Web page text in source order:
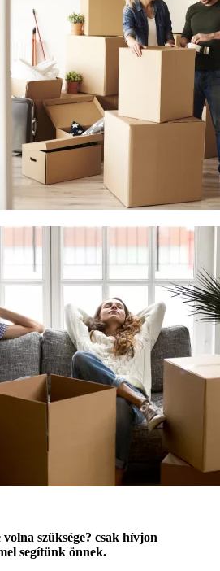
szüksége? csak hívjon
segítünk önnek.